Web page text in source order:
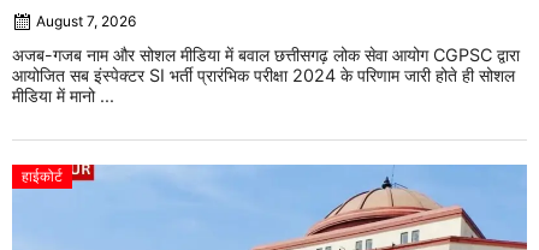
August 7, 2026
अजब-गजब नाम और सोशल मीडिया में बवाल छत्तीसगढ़ लोक सेवा आयोग CGPSC द्वारा
आयोजित सब इंस्पेक्टर SI भर्ती प्रारंभिक परीक्षा 2024 के परिणाम जारी होते ही सोशल
मीडिया में मानो ...
हाईकोर्ट